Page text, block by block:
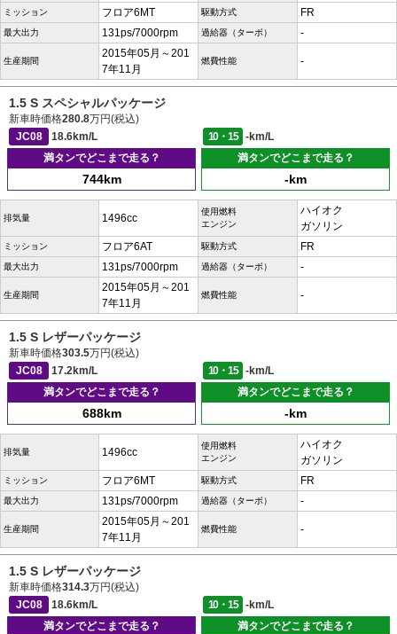
ミッション フロア6MT 駆動方式 FR
最大出力 131ps/7000rpm 過給器（ターボ） -
生産期間
2015年05月～201
7年11月
燃費性能 -
1.5 S スペシャルパッケージ
新車時価格280.8万円(税込)
JC08
18.6km/L 10・15
-km/L
満タンでどこまで走る？
744km
満タンでどこまで走る？
-km
排気量 1496cc
使用燃料
エンジン
ハイオク
ガソリン
ミッション フロア6AT 駆動方式 FR
最大出力 131ps/7000rpm 過給器（ターボ） -
生産期間
2015年05月～201
7年11月
燃費性能 -
1.5 S レザーパッケージ
新車時価格303.5万円(税込)
JC08
17.2km/L 10・15
-km/L
満タンでどこまで走る？
688km
満タンでどこまで走る？
-km
排気量 1496cc
使用燃料
エンジン
ハイオク
ガソリン
ミッション フロア6MT 駆動方式 FR
最大出力 131ps/7000rpm 過給器（ターボ） -
生産期間
2015年05月～201
7年11月
燃費性能 -
1.5 S レザーパッケージ
新車時価格314.3万円(税込)
JC08
18.6km/L 10・15
-km/L
満タンでどこまで走る？
満タンでどこまで走る？